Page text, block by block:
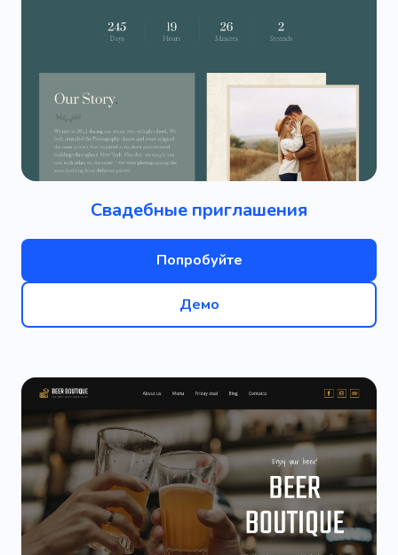
Свадебные приглашения
Попробуйте
Демо